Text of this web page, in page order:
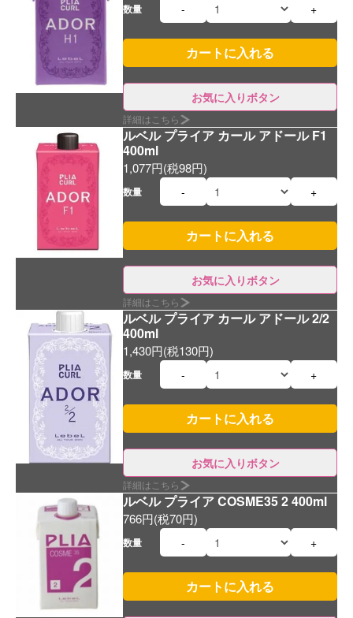
数量 - +
お気に入りボタン
詳細はこちら
ルベル プライア カール アドール F1
400ml
1,077円(税98円)
数量 - +
お気に入りボタン
詳細はこちら
ルベル プライア カール アドール 2/2
400ml
1,430円(税130円)
数量 - +
お気に入りボタン
詳細はこちら
ルベル プライア COSME35 2 400ml
766円(税70円)
数量 - +